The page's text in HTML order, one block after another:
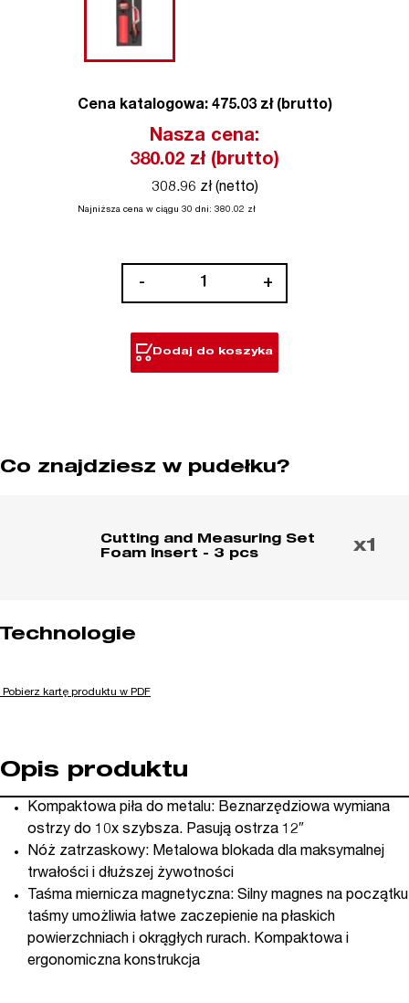
Cena katalogowa: 475.03 zł (brutto)
Nasza cena:
380.02 zł (brutto)
308.96 zł (netto)
Najniższa cena w ciągu 30 dni: 380.02 zł
-
narzędziami
+
Dodaj do koszyka
Co znajdziesz w pudełku?
Cutting and Measuring Set
Foam Insert - 3 pcs
x1
Technologie
Pobierz kartę produktu w PDF
Opis produktu
Kompaktowa piła do metalu: Beznarzędziowa wymiana
ostrzy do 10x szybsza. Pasują ostrza 12″
Nóż zatrzaskowy: Metalowa blokada dla maksymalnej
trwałości i dłuższej żywotności
Taśma miernicza magnetyczna: Silny magnes na początku
taśmy umożliwia łatwe zaczepienie na płaskich
powierzchniach i okrągłych rurach. Kompaktowa i
ergonomiczna konstrukcja